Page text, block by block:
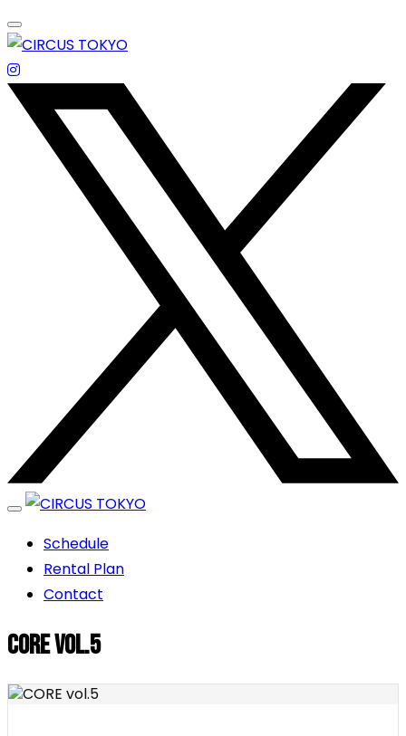
Skip
to
content
エンターテイメントスペース
CIRCUS TOKYO
エンターテイメントスペース
Schedule
Rental Plan
Contact
CORE vol.5